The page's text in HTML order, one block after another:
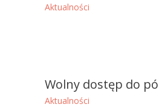
Aktualności
Wolny dostęp do
Aktualności